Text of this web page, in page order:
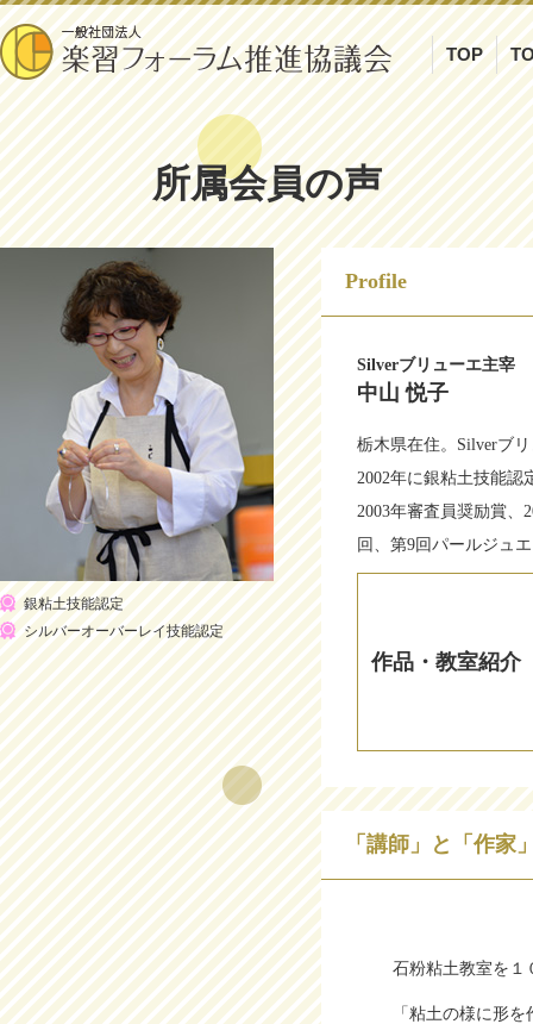
TOP
所属会員の声
銀粘土技能認定
シルバーオーバーレイ技能認定
Profile
Silverブリューエ主宰
中山 悦子
栃木県在住。Silverブ
2002年に銀粘土技能
2003年審査員奨励賞、
回、第9回パールジュ
作品・教室紹介
「講師」と「作家
石粉粘土教室を１
「粘土の様に形